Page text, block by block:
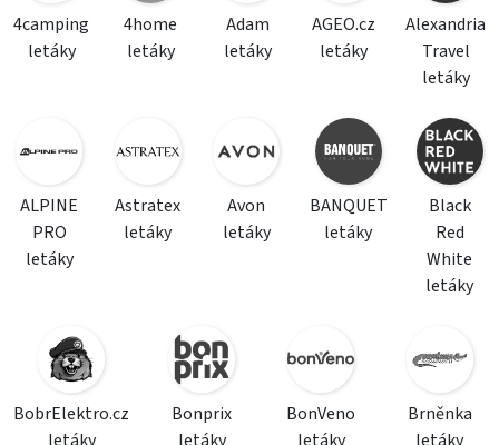
4camping
letáky
4home
letáky
Adam
letáky
AGEO.cz
letáky
Alexandria
Travel
letáky
ALPINE
PRO
letáky
Astratex
letáky
Avon
letáky
BANQUET
letáky
Black
Red
White
letáky
BobrElektro.cz
Bonprix
BonVeno
Brněnka